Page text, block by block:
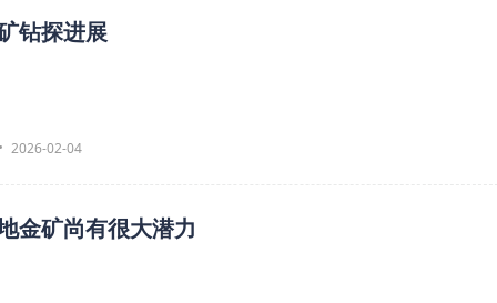
钻探进展
2026-02-04
金矿尚有很大潜力